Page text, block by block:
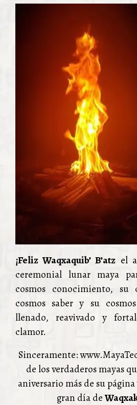
¡Feliz Waqxaquib’ B’atz el
ceremonial lunar maya
cosmos conocimiento, su
cosmos saber y su
llenado, reavivado y
clamor.
Sinceramente:
de los verdaderos mayas
aniversario más de su
gran día de